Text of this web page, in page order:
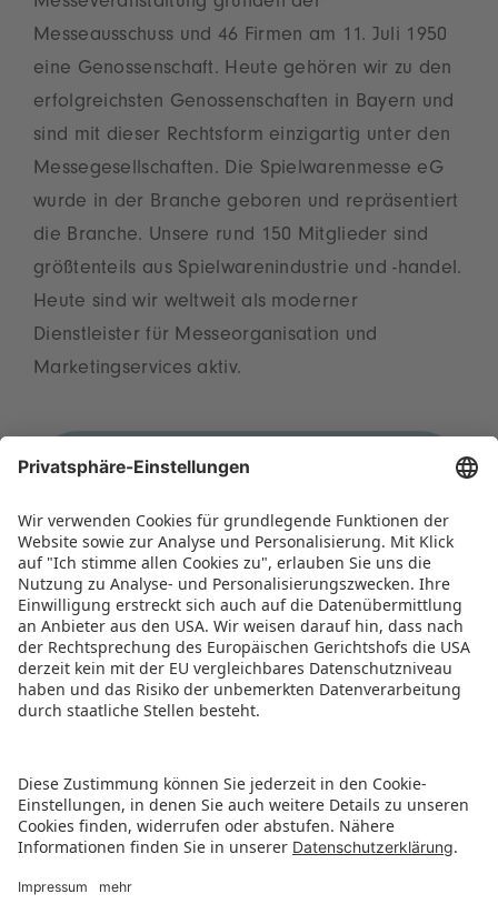
Messeausschuss und 46 Firmen am 11. Juli 1950
eine Genossenschaft. Heute gehören wir zu den
erfolgreichsten Genossenschaften in Bayern und
sind mit dieser Rechtsform einzigartig unter den
Messegesellschaften. Die Spielwarenmesse eG
wurde in der Branche geboren und repräsentiert
die Branche. Unsere rund 150 Mitglieder sind
größtenteils aus Spielwarenindustrie und -handel.
Heute sind wir weltweit als moderner
Dienstleister für Messeorganisation und
Marketingservices aktiv.
Soziale Verantwortung